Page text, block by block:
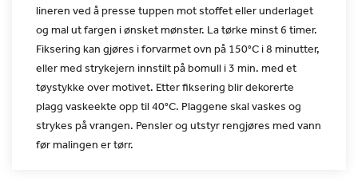
lineren ved å presse tuppen mot stoffet eller underlaget
og mal ut fargen iønsket mønster. La tørke minst 6 timer.
Fiksering kan gjøres iforvarmet ovn på 150°C i 8 minutter,
eller med strykejern innstiltpå bomull i 3 min. med et
tøystykke over motivet. Etter fiksering blir dekorerte
plagg vaskeekte opp til 40°C. Plaggene skal vaskes og
strykes på vrangen. Pensler og utstyr rengjøres med vann
førmalingen er tørr.